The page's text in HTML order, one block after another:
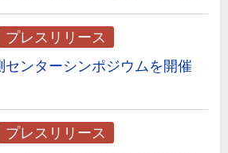
プレスリリース
センターシンポジウムを開催
プレスリリース